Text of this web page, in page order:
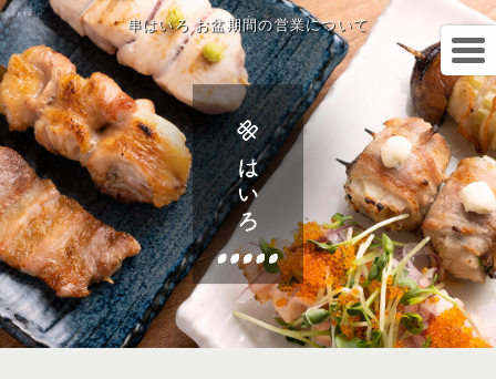
串はいろ お盆期間の営業について